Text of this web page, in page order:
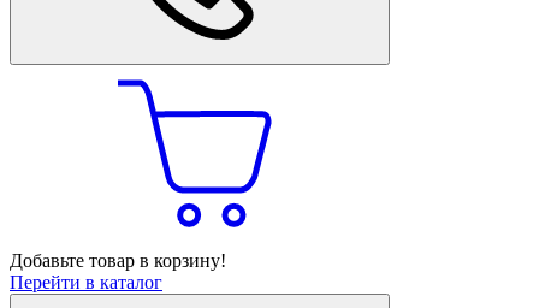
Добавьте товар в корзину!
Перейти в каталог